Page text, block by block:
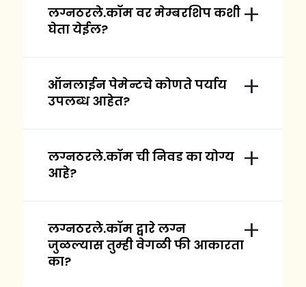
लग्नठरले.कॉम वर मेम्बरशिप कशी
घेता येईल?
ऑनलाईन पेमेन्टचे कोणते पर्याय
उपलब्ध आहेत?
लग्नठरले.कॉम ची निवड का योग्य
आहे?
लग्नठरले.कॉम द्वारे लग्न
जुळल्यास तुम्ही वेगळी फी आकारता
का?